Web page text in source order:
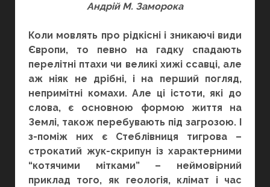
Андрій М. Заморока
Коли мовлять про рідкісні і зникаючі види
Європи, то певно на гадку спадають
перелітні птахи чи великі хижі ссавці, але
аж ніяк не дрібні, і на перший погляд,
непримітні комахи. Але ці істоти, які до
слова, є основною формою життя на
Землі, також перебувають під загрозою. І
з-поміж них є Стеблівниця тигрова –
строкатий жук-скрипун із характерними
“котячими мітками” – неймовірний
приклад того, як геологія, клімат і час